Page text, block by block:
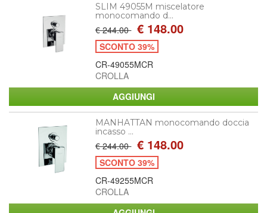
SLIM 49055M miscelatore
monocomando d...
€ 244.00 € 148.00
SCONTO 39%
CR-49055MCR
CROLLA
MANHATTAN monocomando doccia
incasso ...
€ 244.00 € 148.00
SCONTO 39%
CR-49255MCR
CROLLA